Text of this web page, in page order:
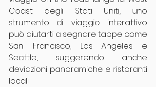
Coast degli Stati Uniti, uno
strumento di viaggio interattivo
può aiutarti a segnare tappe come
San Francisco, Los Angeles e
Seattle, suggerendo anche
deviazioni panoramiche e ristoranti
locali.